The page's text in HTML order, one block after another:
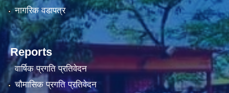
नागरिक वडापत्र
Reports
वार्षिक प्रगति प्रतिवेदन
चौमासिक प्रगति प्रतिवेदन